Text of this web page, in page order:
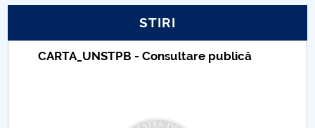
Proiect SU-ETIC
UNIVERSITATE pentru comunitate
STIRI
CARTA_UNSTPB - Consultare publică